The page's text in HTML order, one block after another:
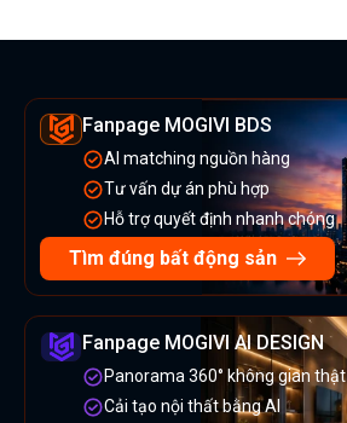
Fanpage MOGIVI BDS
AI matching nguồn hàng
Tư vấn dự án phù hợp
Hỗ trợ quyết định nhanh chóng
Tìm đúng bất động sản
Fanpage MOGIVI AI DESIGN
Panorama 360° không gian thật
Cải tạo nội thất bằng AI